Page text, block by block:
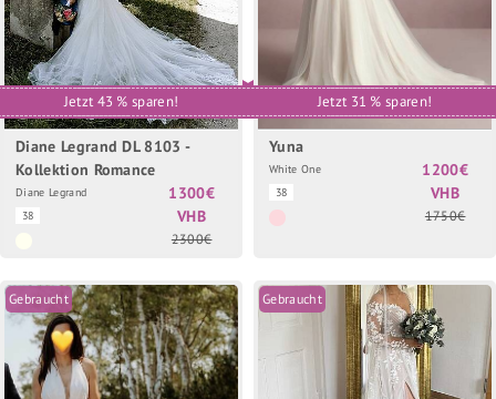
Jetzt 43 % sparen!
Diane Legrand DL 8103 -
Kollektion Romance
Diane Legrand
38
1300€
VHB
2300€
Jetzt 31 % sparen!
Yuna
White One
38
1200€
VHB
1750€
Gebraucht Gebraucht